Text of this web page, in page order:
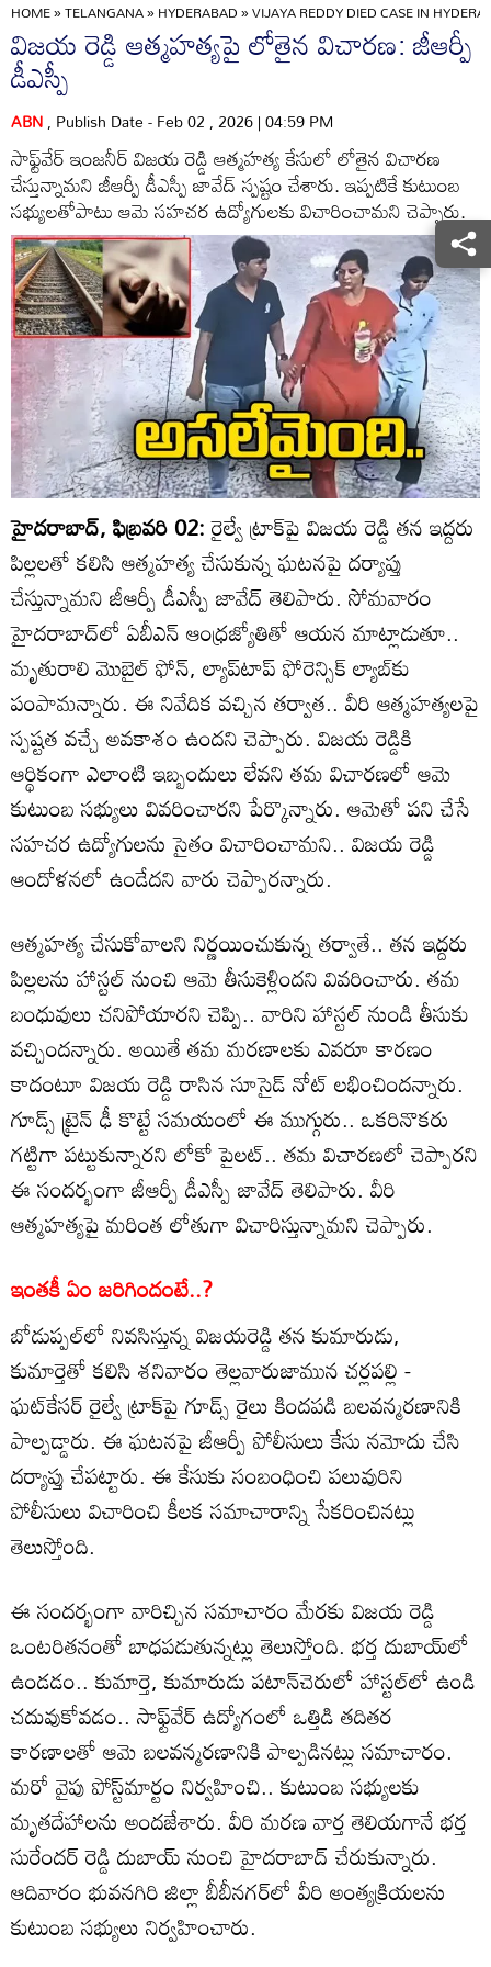
HOME»TELANGANA»HYDERABAD»VIJAYA REDDY DIED CASE IN
విజయ రెడ్డి ఆత్మహత్యపై లోతైన విచారణ: జీఆర్పీ
డీఎస్పీ
ABN, Publish Date - Feb 02 , 2026 | 04:59 PM
సాఫ్ట్‌వేర్ ఇంజనీర్ విజయ రెడ్డి ఆత్మహత్య కేసులో లోతైన విచారణ
చేస్తున్నామని జీఆర్పీ డీఎస్పీ జావేద్ స్పష్టం చేశారు. ఇప్పటికే కుటుంబ
సభ్యులతోపాటు ఆమె సహచర ఉద్యోగులకు విచారించామని చెప్పారు.
హైదరాబాద్, ఫిబ్రవరి 02:రైల్వే ట్రాక్‌పై విజయ రెడ్డి తన ఇద్దరు
పిల్లలతో కలిసి ఆత్మహత్య చేసుకున్న ఘటనపై దర్యాప్తు
చేస్తున్నామని జీఆర్పీ డీఎస్పీ జావేద్ తెలిపారు. సోమవారం
హైదరాబాద్‌లో ఏబీఎన్ ఆంధ్రజ్యోతితో ఆయన మాట్లాడుతూ..
మృతురాలి మొబైల్ ఫోన్, ల్యాప్‌టాప్ ఫోరెన్సిక్ ల్యాబ్‌కు
పంపామన్నారు. ఈ నివేదిక వచ్చిన తర్వాత.. వీరి ఆత్మహత్యలపై
స్పష్టత వచ్చే అవకాశం ఉందని చెప్పారు. విజయ రెడ్డికి
ఆర్థికంగా ఎలాంటి ఇబ్బందులు లేవని తమ విచారణలో ఆమె
కుటుంబ సభ్యులు వివరించారని పేర్కొన్నారు. ఆమెతో పని చేసే
సహచర ఉద్యోగులను సైతం విచారించామని.. విజయ రెడ్డి
ఆందోళనలో ఉండేదని వారు చెప్పారన్నారు.
ఆత్మహత్య చేసుకోవాలని నిర్ణయించుకున్న తర్వాతే.. తన ఇద్దరు
పిల్లలను హాస్టల్ నుంచి ఆమె తీసుకెళ్లిందని వివరించారు. తమ
బంధువులు చనిపోయారని చెప్పి.. వారిని హాస్టల్ నుండి తీసుకు
వచ్చిందన్నారు. అయితే తమ మరణాలకు ఎవరూ కారణం
కాదంటూ విజయ రెడ్డి రాసిన సూసైడ్ నోట్ లభించిందన్నారు.
గూడ్స్ ట్రైన్ ఢీ కొట్టే సమయంలో ఈ ముగ్గురు.. ఒకరినొకరు
గట్టిగా పట్టుకున్నారని లోకో పైలట్.. తమ విచారణలో చెప్పారని
ఈ సందర్భంగా జీఆర్పీ డీఎస్పీ జావేద్ తెలిపారు. వీరి
ఆత్మహత్యపై మరింత లోతుగా విచారిస్తున్నామని చెప్పారు.
ఇంతకీ ఏం జరిగిందంటే..?
బోడుప్పల్‌లో నివసిస్తున్న విజయరెడ్డి తన కుమారుడు,
కుమార్తెతో కలిసి శనివారం తెల్లవారుజామున చర్లపల్లి -
ఘట్‌కేసర్ రైల్వే ట్రాక్‌పై గూడ్స్ రైలు కిందపడి బలవన్మరణానికి
పాల్పడ్డారు. ఈ ఘటనపై జీఆర్పీ పోలీసులు కేసు నమోదు చేసి
దర్యాప్తు చేపట్టారు. ఈ కేసుకు సంబంధించి పలువురిని
పోలీసులు విచారించి కీలక సమాచారాన్ని సేకరించినట్లు
తెలుస్తోంది.
ఈ సందర్భంగా వారిచ్చిన సమాచారం మేరకు విజయ రెడ్డి
ఒంటరితనంతో బాధపడుతున్నట్లు తెలుస్తోంది. భర్త దుబాయ్‌లో
ఉండడం.. కుమార్తె, కుమారుడు పటాన్‌చెరులో హాస్టల్‌లో ఉండి
చదువుకోవడం.. సాఫ్ట్‌వేర్ ఉద్యోగంలో ఒత్తిడి తదితర
కారణాలతో ఆమె బలవన్మరణానికి పాల్పడినట్లు సమాచారం.
మరో వైపు పోస్ట్‌మార్టం నిర్వహించి.. కుటుంబ సభ్యులకు
మృతదేహాలను అందజేశారు. వీరి మరణ వార్త తెలియగానే భర్త
సురేందర్ రెడ్డి దుబాయ్ నుంచి హైదరాబాద్ చేరుకున్నారు.
ఆదివారం భువనగిరి జిల్లా బీబీనగర్‌లో వీరి అంత్యక్రియలను
కుటుంబ సభ్యులు నిర్వహించారు.